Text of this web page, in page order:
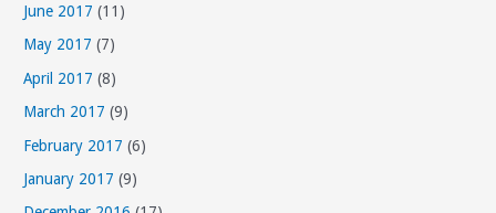
June 2017 (11)
May 2017 (7)
April 2017 (8)
March 2017 (9)
February 2017 (6)
January 2017 (9)